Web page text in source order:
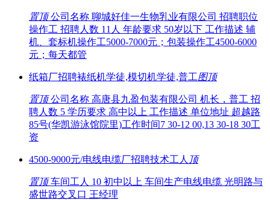
置顶公司名称 聊城好佳一生物乳业有限公司 招聘职位
操作工 招聘人数 11人 年龄要求 50岁以下 工作描述 辅
机、套标机操作工5000-7000元；包装操作工4500-6000
元；每天都管
纸箱厂招聘裱纸机学徒,模切机学徒,普工图顶
置顶公司名称 高唐县九盈包装有限公司 机长，普工 招
聘人数 5 学历要求 高中以上 工作描述 单位地址 超越路
85号(华凯游泳馆院里)工作时间7 30-12 00,13 30-18 30工
资
4500-9000元/电线电缆厂招聘技术工人 顶
置顶车间工人 10 初中以上 车间生产电线电缆 光明路与
盛世路交叉口 王经理